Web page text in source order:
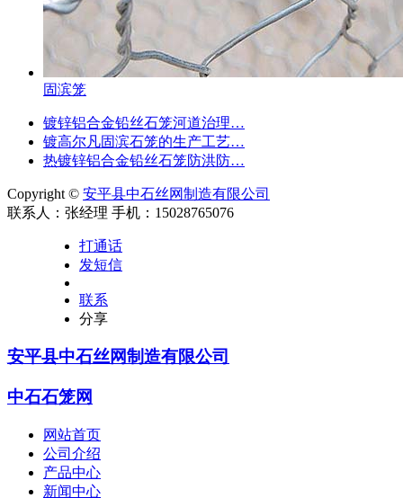
固滨笼
镀锌铝合金铅丝石笼河道治理…
镀高尔凡固滨石笼的生产工艺…
热镀锌铝合金铅丝石笼防洪防…
Copyright © 安平县中石丝网制造有限公司
联系人：张经理 手机：15028765076
打通话
发短信
联系
分享
安平县中石丝网制造有限公司
中石石笼网
网站首页
公司介绍
产品中心
新闻中心